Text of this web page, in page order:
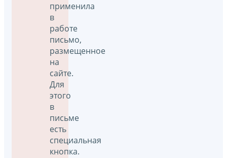
применила
в
работе
письмо,
размещенное
на
сайте.
Для
этого
в
письме
есть
специальная
кнопка.